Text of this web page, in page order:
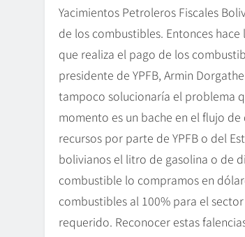
Yacimientos Petroleros Fiscales
de los combustibles. Entonces
que realiza el pago de los
presidente de YPFB, Armin
tampoco solucionaría el problema
momento es un bache en el flujo
recursos por parte de YPFB o del
bolivianos el litro de gasolina o de
combustible lo compramos en
combustibles al 100% para el
requerido. Reconocer estas